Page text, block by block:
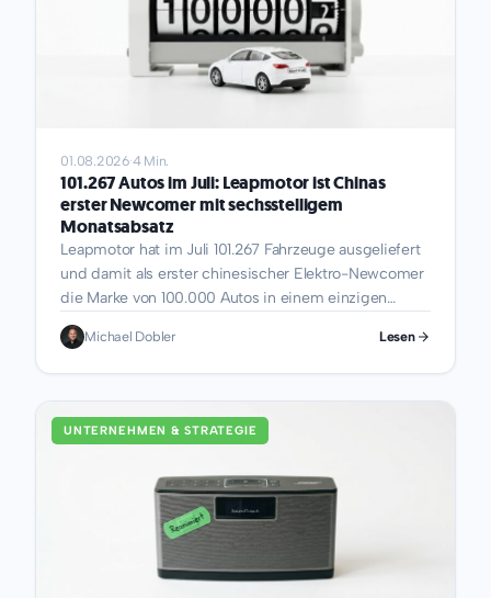
01.08.2026·4 Min.
101.267 Autos im Juli: Leapmotor ist Chinas
erster Newcomer mit sechsstelligem
Monatsabsatz
Leapmotor hat im Juli 101.267 Fahrzeuge ausgeliefert
und damit als erster chinesischer Elektro-Newcomer
die Marke von 100.000 Autos in einem einzigen
Monat durchbrochen.[1] Der...
Michael Dobler Lesen
UNTERNEHMEN & STRATEGIE